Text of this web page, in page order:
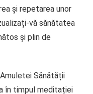
și repetarea unor
vă sănătatea
și plin de
Sănătății
în timpul meditației